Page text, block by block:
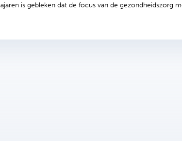
is gebleken dat de focus van de gezondheidszorg